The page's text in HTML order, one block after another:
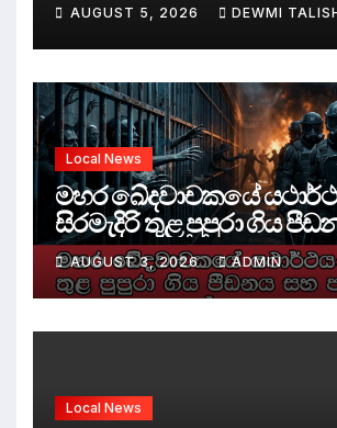
AUGUST 5, 2026 DEWMI
Local News
මහර ඛේදවාචකයේ
සිරමැදිරි තුළ පුපුරා ගිය
පලිගැනීමේ දේශපාලනය
AUGUST 3, 2026 ADMIN
Local News